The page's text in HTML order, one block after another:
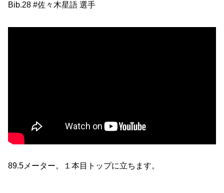
Bib.28 #佐々木星語 選手
89.5メーター。１本目トップに立ちます。